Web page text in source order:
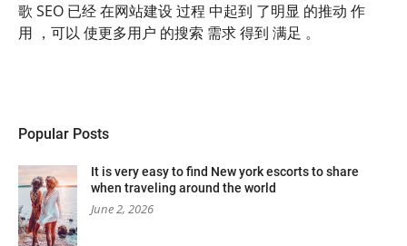
歌 SEO 已经 在网站建设 过程 中起到 了明显 的推动 作
用 ，可以 使更多用户 的搜索 需求 得到 满足 。
Popular Posts
It is very easy to find New york escorts to share
when traveling around the world
June 2, 2026